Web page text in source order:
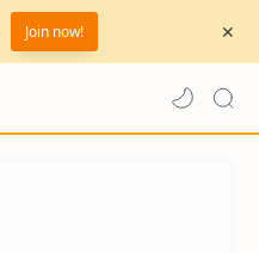
Join now!